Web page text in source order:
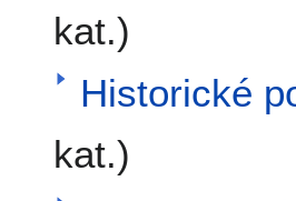
kat.)
Historické
kat.)